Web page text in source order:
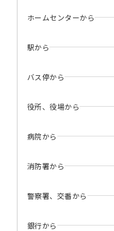
ホームセンターから
駅から
バス停から
役所、役場から
病院から
消防署から
警察署、交番から
銀行から